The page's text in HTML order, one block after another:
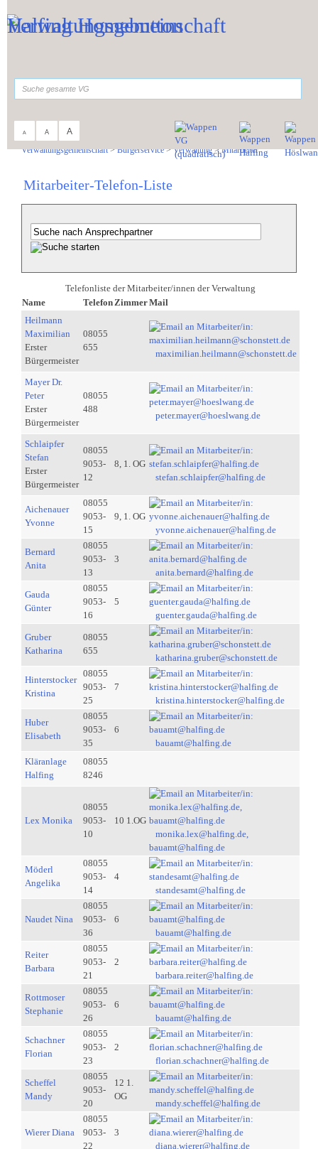
A A A
Verwaltungsgemeinschaft>Bürgerservice>Verwaltung>Mitarbeiter
Mitarbeiter-Telefon-Liste
Telefonliste der Mitarbeiter/innen der Verwaltung
Name
Telefon ZimmerMail
Heilmann
Maximilian
Erster
Bürgermeister
08055
655
maximilian.heilmann@schonstett.de
Mayer Dr.
Peter
Erster
Bürgermeister
08055
488
peter.mayer@hoeslwang.de
Schlaipfer
Stefan
Erster
Bürgermeister
08055
9053-
12
8, 1. OG
stefan.schlaipfer@halfing.de
Aichenauer
Yvonne
08055
9053-
15
9, 1. OG
yvonne.aichenauer@halfing.de
Bernard
Anita
08055
9053-
13
3
anita.bernard@halfing.de
Gauda
Günter
08055
9053-
16
5
guenter.gauda@halfing.de
Gruber
Katharina
08055
655
katharina.gruber@schonstett.de
Hinterstocker
Kristina
08055
9053-
25
7
kristina.hinterstocker@halfing.de
Huber
Elisabeth
08055
9053-
35
6
bauamt@halfing.de
Kläranlage
Halfing
08055
8246
Lex Monika
08055
9053-
10
10 1.OG
monika.lex@halfing.de,
bauamt@halfing.de
Möderl
Angelika
08055
9053-
14
4
standesamt@halfing.de
Naudet Nina
08055
9053-
36
6
bauamt@halfing.de
Reiter
Barbara
08055
9053-
21
2
barbara.reiter@halfing.de
Rottmoser
Stephanie
08055
9053-
26
6
bauamt@halfing.de
Schachner
Florian
08055
9053-
23
2
florian.schachner@halfing.de
Scheffel
Mandy
08055
9053-
20
12 1.
OG
mandy.scheffel@halfing.de
Wierer Diana
08055
9053-
22
3
diana.wierer@halfing.de